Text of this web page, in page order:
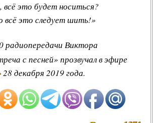
это будет носиться?
это следует шить!»
радиопередачи Виктора
с песней» прозвучал в эфире
28 декабря 2019 года.